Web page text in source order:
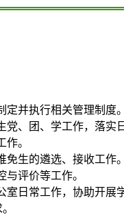
并执行相关管理制度。
、团、学工作，落实
。
生的遴选、接收工作。
评价等工作。
日常工作，协助开展